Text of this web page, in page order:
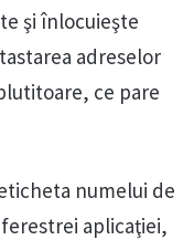
şi înlocuieşte
adreselor
ce pare
numelui de
aplicaţiei,